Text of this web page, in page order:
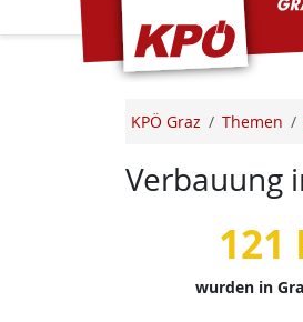
KPÖ Graz Themen
Verbauung
wurden in